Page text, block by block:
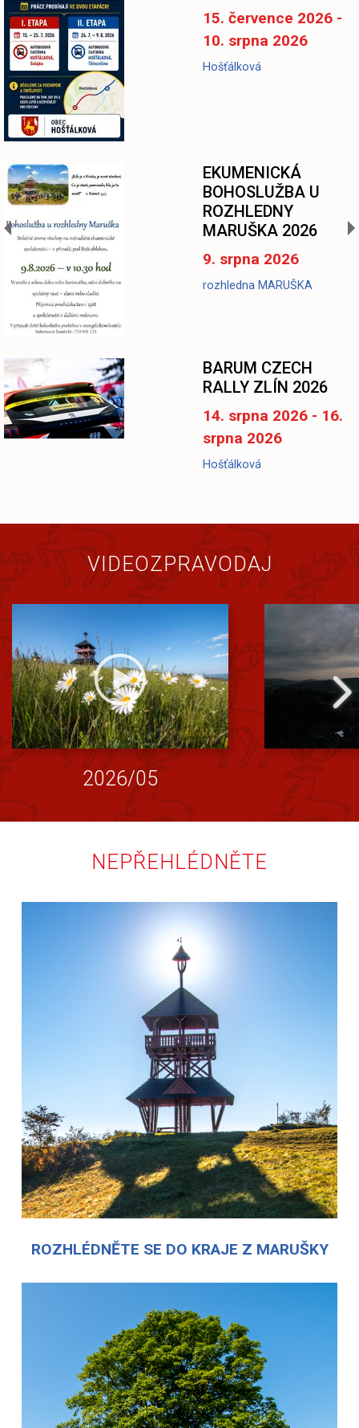
15. července 2026 -
10. srpna 2026
Hošťálková
EKUMENICKÁ
BOHOSLUŽBA U
ROZHLEDNY
MARUŠKA 2026
9. srpna 2026
rozhledna MARUŠKA
BARUM CZECH
RALLY ZLÍN 2026
14. srpna 2026 - 16.
srpna 2026
Hošťálková
VIDEOZPRAVODAJ
2026/05
NEPŘEHLÉDNĚTE
ROZHLÉDNĚTE SE DO KRAJE Z MARUŠKY